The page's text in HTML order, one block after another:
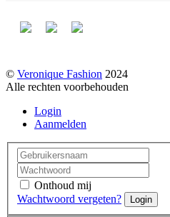
© Veronique Fashion 2024
Alle rechten voorbehouden
Login
Aanmelden
Onthoud mij
Wachtwoord vergeten?
Login